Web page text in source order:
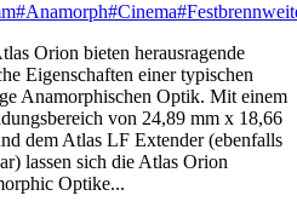
#Anamorph#Cinema
Orion bieten herausragende
Eigenschaften einer typischen
Anamorphischen Optik. Mit einem
von 24,89 mm x 18,66
dem Atlas LF Extender (ebenfalls
lassen sich die Atlas Orion
Optike...